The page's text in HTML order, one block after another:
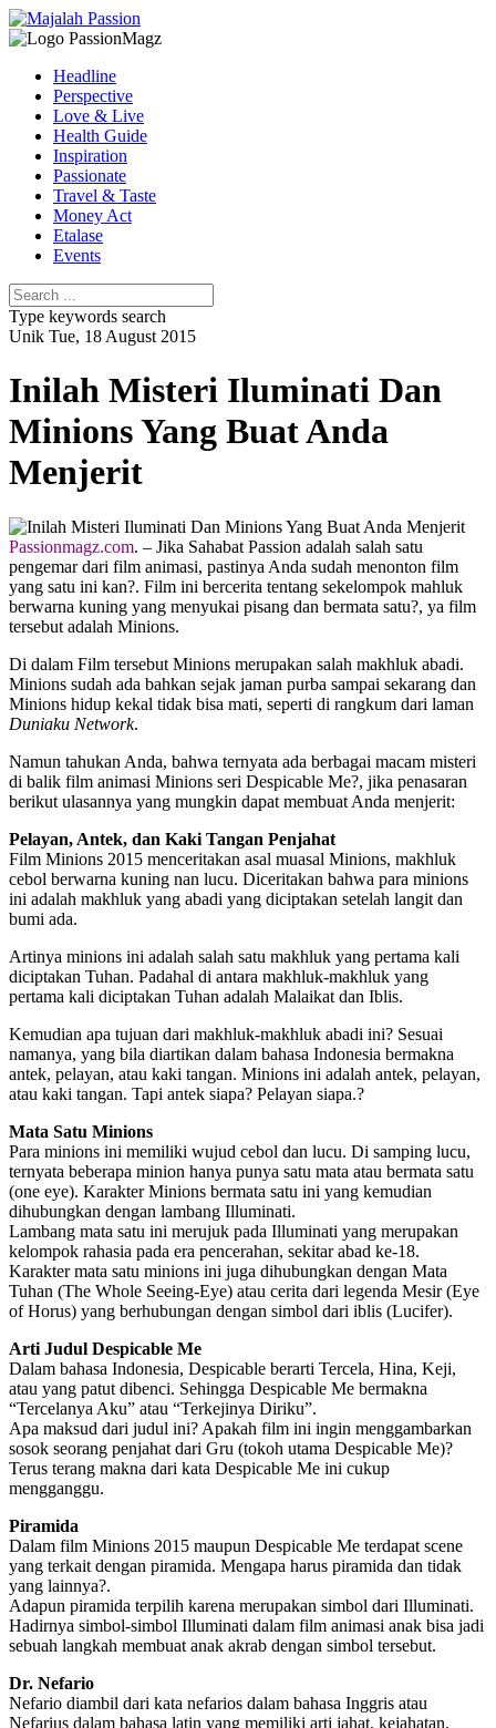
Headline
Perspective
Love & Live
Health Guide
Inspiration
Passionate
Travel & Taste
Money Act
Etalase
Events
Type keywords search
Unik Tue, 18 August 2015
Inilah Misteri Iluminati Dan
Minions Yang Buat Anda
Menjerit
Passionmagz.com. – Jika Sahabat Passion adalah salah satu
pengemar dari film animasi, pastinya Anda sudah menonton film
yang satu ini kan?. Film ini bercerita tentang sekelompok mahluk
berwarna kuning yang menyukai pisang dan bermata satu?, ya film
tersebut adalah Minions.
Di dalam Film tersebut Minions merupakan salah makhluk abadi.
Minions sudah ada bahkan sejak jaman purba sampai sekarang dan
Minions hidup kekal tidak bisa mati, seperti di rangkum dari laman
Duniaku Network.
Namun tahukan Anda, bahwa ternyata ada berbagai macam misteri
di balik film animasi Minions seri Despicable Me?, jika penasaran
berikut ulasannya yang mungkin dapat membuat Anda menjerit:
Pelayan, Antek, dan Kaki Tangan Penjahat
Film Minions 2015 menceritakan asal muasal Minions, makhluk
cebol berwarna kuning nan lucu. Diceritakan bahwa para minions
ini adalah makhluk yang abadi yang diciptakan setelah langit dan
bumi ada.
Artinya minions ini adalah salah satu makhluk yang pertama kali
diciptakan Tuhan. Padahal di antara makhluk-makhluk yang
pertama kali diciptakan Tuhan adalah Malaikat dan Iblis.
Kemudian apa tujuan dari makhluk-makhluk abadi ini? Sesuai
namanya, yang bila diartikan dalam bahasa Indonesia bermakna
antek, pelayan, atau kaki tangan. Minions ini adalah antek, pelayan,
atau kaki tangan. Tapi antek siapa? Pelayan siapa.?
Mata Satu Minions
Para minions ini memiliki wujud cebol dan lucu. Di samping lucu,
ternyata beberapa minion hanya punya satu mata atau bermata satu
(one eye). Karakter Minions bermata satu ini yang kemudian
dihubungkan dengan lambang Illuminati.
Lambang mata satu ini merujuk pada Illuminati yang merupakan
kelompok rahasia pada era pencerahan, sekitar abad ke-18.
Karakter mata satu minions ini juga dihubungkan dengan Mata
Tuhan (The Whole Seeing-Eye) atau cerita dari legenda Mesir (Eye
of Horus) yang berhubungan dengan simbol dari iblis (Lucifer).
Arti Judul Despicable Me
Dalam bahasa Indonesia, Despicable berarti Tercela, Hina, Keji,
atau yang patut dibenci. Sehingga Despicable Me bermakna
“Tercelanya Aku” atau “Terkejinya Diriku”.
Apa maksud dari judul ini? Apakah film ini ingin menggambarkan
sosok seorang penjahat dari Gru (tokoh utama Despicable Me)?
Terus terang makna dari kata Despicable Me ini cukup
mengganggu.
Piramida
Dalam film Minions 2015 maupun Despicable Me terdapat scene
yang terkait dengan piramida. Mengapa harus piramida dan tidak
yang lainnya?.
Adapun piramida terpilih karena merupakan simbol dari Illuminati.
Hadirnya simbol-simbol Illuminati dalam film animasi anak bisa jadi
sebuah langkah membuat anak akrab dengan simbol tersebut.
Dr. Nefario
Nefario diambil dari kata nefarios dalam bahasa Inggris atau
Nefarius dalam bahasa latin yang memiliki arti jahat, kejahatan,